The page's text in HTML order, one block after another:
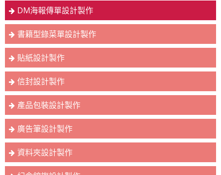
DM海報傳單設計製作
書籍型錄菜單設計製作
貼紙設計製作
信封設計製作
產品包裝設計製作
廣告筆設計製作
資料夾設計製作